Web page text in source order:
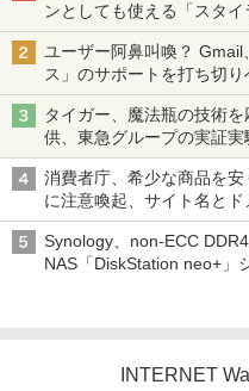
ンとしても使える「スタ
も、持ち替えずに書き込め
ユーザー阿鼻叫喚？
ス」のサポートを打ち切り
タイガー、魔法瓶の技術
供、東急グループの実証
ル TIVIP」
消費者庁、希少な商品を
に注意喚起、サイト名と
Synology、non-ECC
NAS「DiskStation neo+」
INTERNET